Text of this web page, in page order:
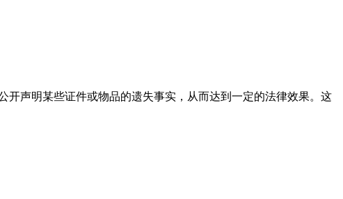
声明某些证件或物品的遗失事实，从而达到一定的法律效果。这